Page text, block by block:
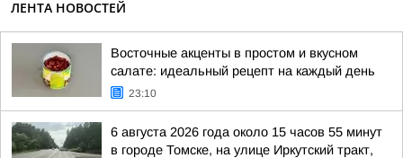
ЛЕНТА НОВОСТЕЙ
Восточные акценты в простом и вкусном
салате: идеальный рецепт на каждый день
23:10
6 августа 2026 года около 15 часов 55 минут
в городе Томске, на улице Иркутский тракт,